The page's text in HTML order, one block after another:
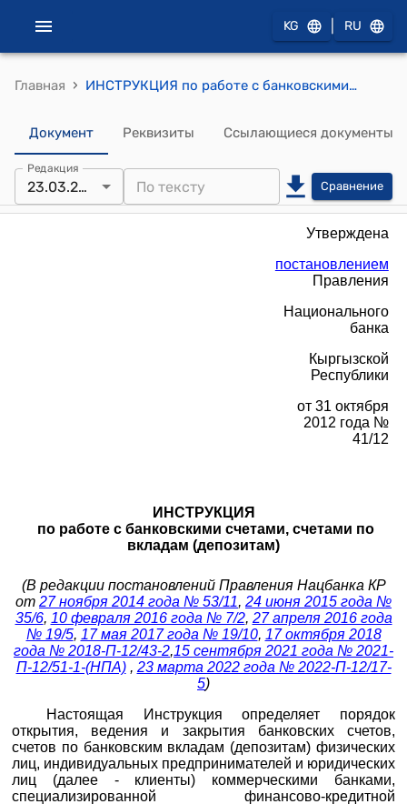
KG RU
Главная › ИНСТРУКЦИЯ по работе с банковскими счетами, счетами по вкладам (депозитам), (утверждена постановлением Правления Национального банка Кыргызской Республики от 31 октября 2012 года № 41/12)
Документ Реквизиты Ссылающиеся документы
Редакция
23.03.2022 Сравнение